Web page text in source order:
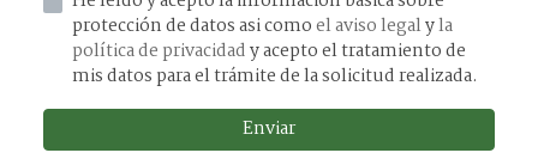
protección de datos asi comoel aviso legalyla
política de privacidady acepto el tratamiento de
mis datos para el trámite de la solicitud realizada.
Enviar